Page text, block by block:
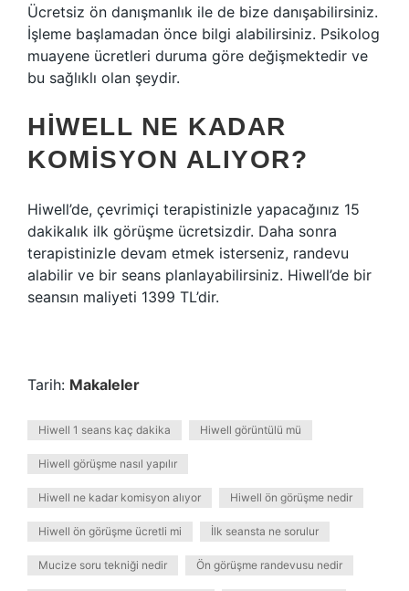
Ücretsiz ön danışmanlık ile de bize danışabilirsiniz.
İşleme başlamadan önce bilgi alabilirsiniz. Psikolog
muayene ücretleri duruma göre değişmektedir ve
bu sağlıklı olan şeydir.
HIWELL NE KADAR
KOMISYON ALIYOR?
Hiwell’de, çevrimiçi terapistinizle yapacağınız 15
dakikalık ilk görüşme ücretsizdir. Daha sonra
terapistinizle devam etmek isterseniz, randevu
alabilir ve bir seans planlayabilirsiniz. Hiwell’de bir
seansın maliyeti 1399 TL’dir.
Tarih: Makaleler
Hiwell 1 seans kaç dakika Hiwell görüntülü mü
Hiwell görüşme nasıl yapılır
Hiwell ne kadar komisyon alıyor Hiwell ön görüşme nedir
Hiwell ön görüşme ücretli mi İlk seansta ne sorulur
Mucize soru tekniği nedir Ön görüşme randevusu nedir